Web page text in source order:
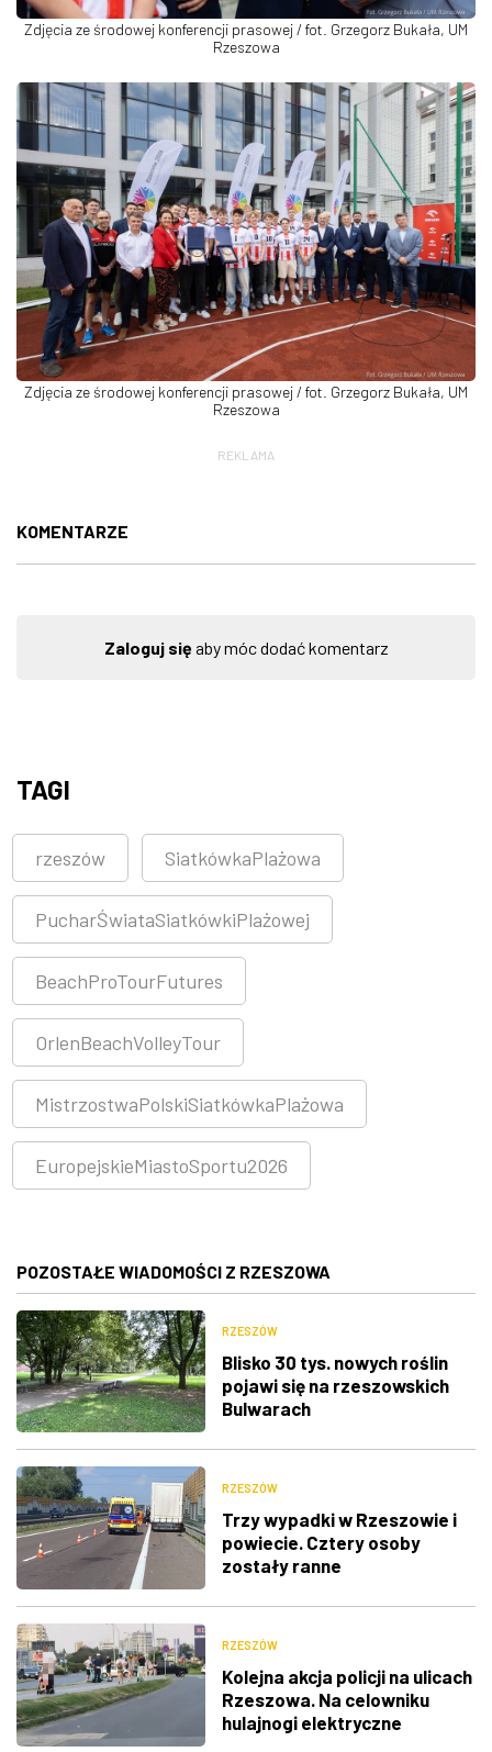
Zdjęcia ze środowej konferencji prasowej / fot. Grzegorz Bukała, UM
Rzeszowa
Zdjęcia ze środowej konferencji prasowej / fot. Grzegorz Bukała, UM
Rzeszowa
REKLAMA
KOMENTARZE
Zaloguj sięaby móc dodać komentarz
TAGI
rzeszów SiatkówkaPlażowa
PucharŚwiataSiatkówkiPlażowej
BeachProTourFutures
OrlenBeachVolleyTour
MistrzostwaPolskiSiatkówkaPlażowa
EuropejskieMiastoSportu2026
POZOSTAŁE WIADOMOŚCI Z RZESZOWA
RZESZÓW
Blisko 30 tys. nowych roślin
pojawi się na rzeszowskich
Bulwarach
RZESZÓW
Trzy wypadki w Rzeszowie i
powiecie. Cztery osoby
zostały ranne
RZESZÓW
Kolejna akcja policji na ulicach
Rzeszowa. Na celowniku
hulajnogi elektryczne